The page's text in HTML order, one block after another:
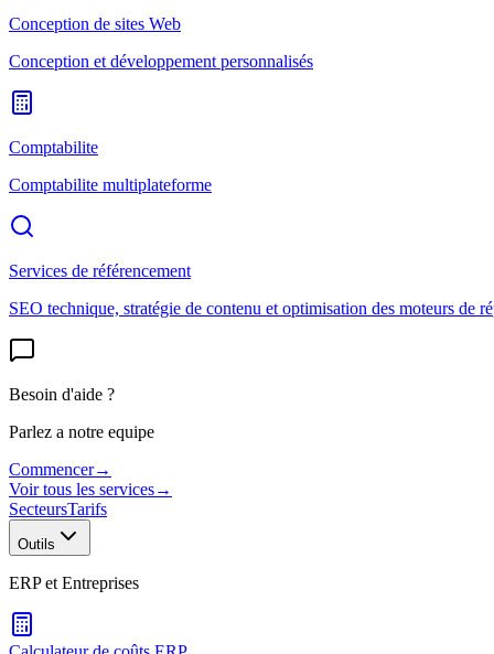
Conception de sites Web
Conception et développement personnalisés
Comptabilite
Comptabilite multiplateforme
Services de référencement
SEO technique, stratégie de contenu et optimisation des moteurs de
Besoin d'aide ?
Parlez a notre equipe
Commencer→
Voir tous les services→
SecteursTarifs
Outils
ERP et Entreprises